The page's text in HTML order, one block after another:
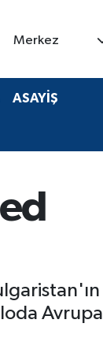
Merkez
ASAYİŞ